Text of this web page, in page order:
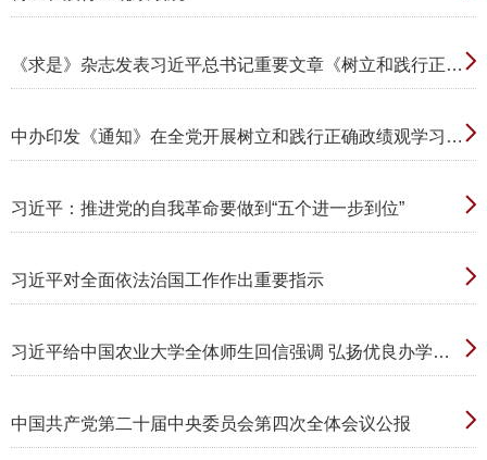
《求是》杂志发表习近平总书记重要文章《树立和践行正确政绩观》
中办印发《通知》在全党开展树立和践行正确政绩观学习教育
习近平：推进党的自我革命要做到“五个进一步到位”
习近平对全面依法治国工作作出重要指示
习近平给中国农业大学全体师生回信强调 弘扬优良办学传统矢志强农报国 努力培养更多知农爱农的专业人才
中国共产党第二十届中央委员会第四次全体会议公报